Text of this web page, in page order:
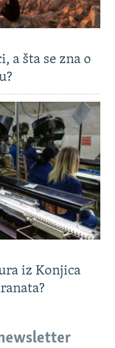
a šta se zna o
iz Konjica